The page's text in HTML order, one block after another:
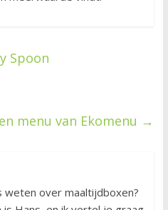
Spoon
menu van Ekomenu →
weten over maaltijdboxen?